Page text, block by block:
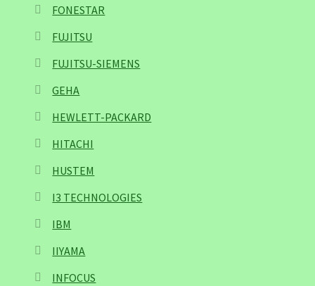
FONESTAR
FUJITSU
FUJITSU-SIEMENS
GEHA
HEWLETT-PACKARD
HITACHI
HUSTEM
I3 TECHNOLOGIES
IBM
IIYAMA
INFOCUS